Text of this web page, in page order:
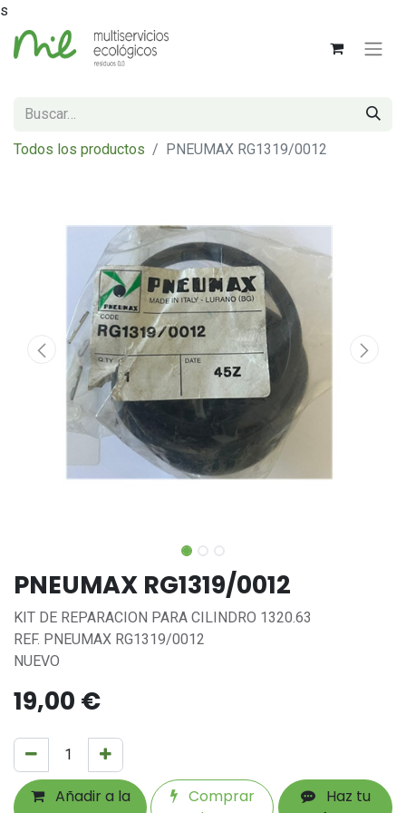
s
Todos los productos PNEUMAX RG1319/0012
PNEUMAX RG1319/0012
KIT DE REPARACION PARA CILINDRO 1320.63
REF. PNEUMAX RG1319/0012
NUEVO
19,00 €
Añadir a la
Comprar
Haz tu